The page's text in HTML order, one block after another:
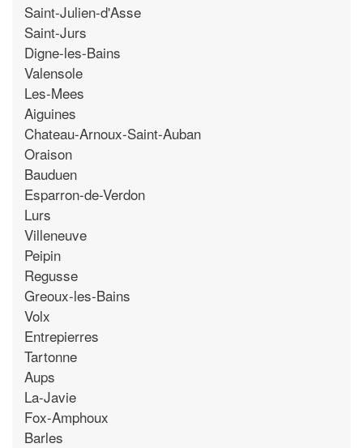
Saint-Julien-d'Asse
Saint-Jurs
Digne-les-Bains
Valensole
Les-Mees
Aiguines
Chateau-Arnoux-Saint-Auban
Oraison
Bauduen
Esparron-de-Verdon
Lurs
Villeneuve
Peipin
Regusse
Greoux-les-Bains
Volx
Entrepierres
Tartonne
Aups
La-Javie
Fox-Amphoux
Barles